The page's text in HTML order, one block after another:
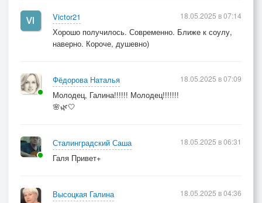
Victor21
Хорошо получилось. Современно. Ближе к соулу,
наверно. Короче, душевно)
18.05.2025 в 07:14
Фёдорова Наталья
Молодец, Галина!!!!!! Молодец!!!!!!!
🌸🌿🤍
18.05.2025 в 07:09
Сталинградский Саша
Галя Привет+
18.05.2025 в 06:31
Высоцкая Галина
18.05.2025 в 04:36